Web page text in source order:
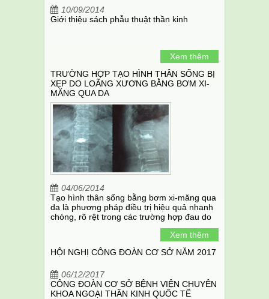
10/09/2014
Giới thiệu sách phẫu thuật thần kinh
Xem thêm
TRƯỜNG HỢP TẠO HÌNH THÂN SỐNG BỊ
XẸP DO LOÃNG XƯƠNG BẰNG BƠM XI-
MĂNG QUA DA
04/06/2014
Tạo hình thân sống bằng bơm xi-măng qua
da là phương pháp điều trị hiệu quả nhanh
chóng, rõ rệt trong các trường hợp đau do
xẹp đốt sống trên bệnh nhân loãng xương
có hoặc không có chấn thương.Xem thêm
HỘI NGHỊ CÔNG ĐOÀN CƠ SỞ NĂM 2017
06/12/2017
CÔNG ĐOÀN CƠ SỞ BỆNH VIỆN CHUYÊN
KHOA NGOẠI THẦN KINH QUỐC TẾ